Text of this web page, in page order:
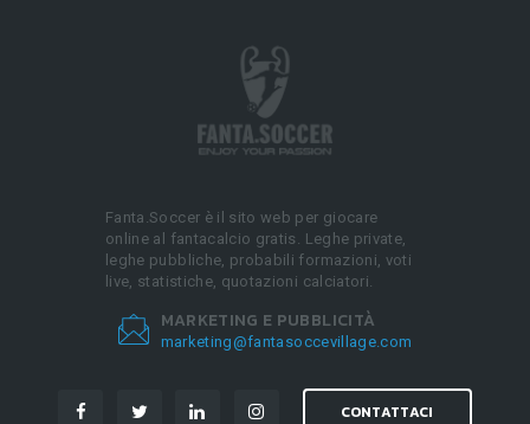
Fanta.Soccer è il sito web per giocare
online al fantacalcio gratis. Leghe private,
leghe pubbliche, probabili formazioni, voti
live, statistiche, quotazioni calciatori.
MARKETING E PUBBLICITÀ
marketing@fantasoccevillage.com
CONTATTACI